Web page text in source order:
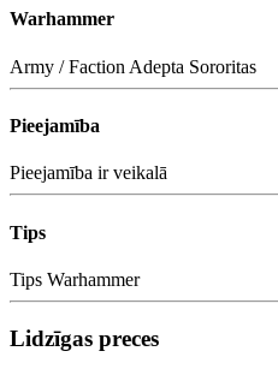
Warhammer
Army / Faction Adepta Sororitas
Pieejamība
Pieejamība ir veikalā
Tips
Tips Warhammer
Lidzīgas preces